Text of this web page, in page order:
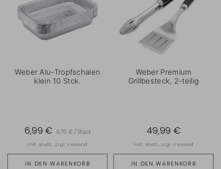
Weber Alu-Tropfschalen
klein 10 Stck.
IN DEN WARENKORB
6,99 € 0,70 € / Stück
inkl. MwSt., zzgl.Versand
Weber Premium
Grillbesteck, 2-teilig
IN DEN WARENKORB
49,99 €
inkl. MwSt., zzgl.Versand